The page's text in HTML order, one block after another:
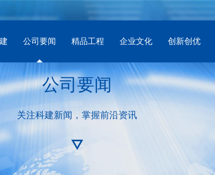
创新创优
企业文化
精品工程
公司要闻
公司要闻
关注科建新闻，掌握前沿资讯